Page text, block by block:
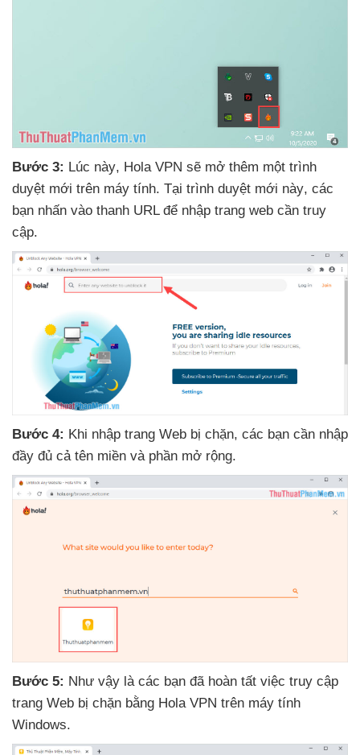
Bước 3: Lúc này, Hola VPN sẽ mở thêm một trình
duyệt mới trên máy tính. Tại trình duyệt mới này, các
bạn nhấn vào thanh URL để nhập trang web cần truy
cập.
Bước 4: Khi nhập trang Web bị chặn, các bạn cần nhập
đầy đủ cả tên miền và phần mở rộng.
Bước 5: Như vậy là các bạn đã hoàn tất việc truy cập
trang Web bị chặn bằng Hola VPN trên máy tính
Windows.